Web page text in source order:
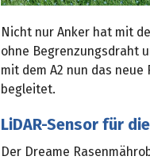
Nicht nur Anker hat mit
ohne Begrenzungsdraht
mit dem A2 nun das
begleitet.
LiDAR-Sensor für
Der Dreame